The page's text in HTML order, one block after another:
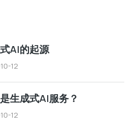
AI的起源
12
生成式AI服务？
12